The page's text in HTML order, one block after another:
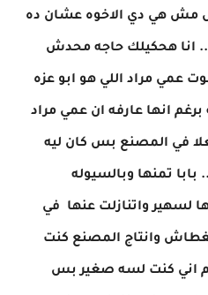
هي دي الاخوه عشان ده
انا هحكيلك حاجه محدش
عمي مراد اللي هو ابو عزه
انها عارفه ان عمي مراد
في المصنع بس كان ليه
تمنها وبالسيوله
لسهير واتنازلت عنها في
وانتاج المصنع كنت
اني كنت لسه صغير بس